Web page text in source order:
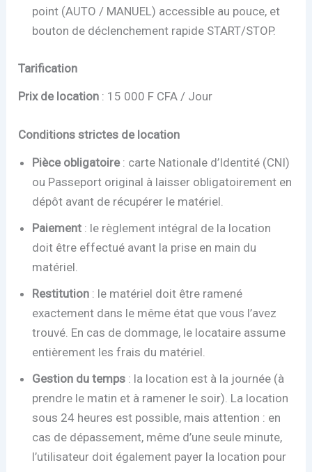
point (AUTO / MANUEL) accessible au pouce, et
bouton de déclenchement rapide START/STOP.
Tarification
Prix de location : 15 000 F CFA / Jour
Conditions strictes de location
Pièce obligatoire : carte Nationale d’Identité (CNI)
ou Passeport original à laisser obligatoirement en
dépôt avant de récupérer le matériel.
Paiement : le règlement intégral de la location
doit être effectué avant la prise en main du
matériel.
Restitution : le matériel doit être ramené
exactement dans le même état que vous l’avez
trouvé. En cas de dommage, le locataire assume
entièrement les frais du matériel.
Gestion du temps : la location est à la journée (à
prendre le matin et à ramener le soir). La location
sous 24 heures est possible, mais attention : en
cas de dépassement, même d’une seule minute,
l’utilisateur doit également payer la location pour